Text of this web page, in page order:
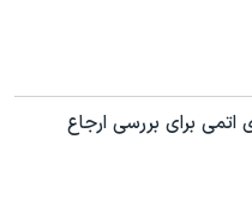
برای بررسی ارجاع